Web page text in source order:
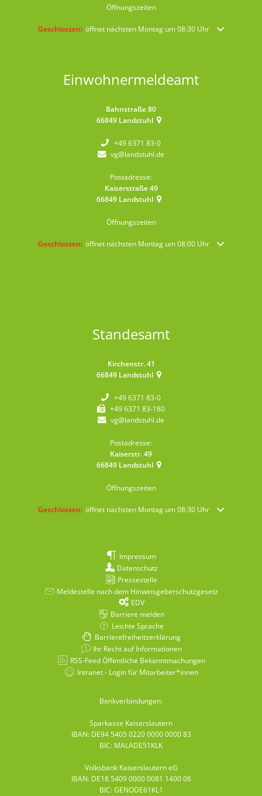
Öffnungszeiten
Klicken, um weitere Öffnungs- oder Schließzeiten auszublenden
Geschlossen: öffnet nächsten Montag um 08:30 Uhr
Einwohnermeldeamt
Bahnstraße 80
66849 Landstuhl
+49 6371 83-0
vg@landstuhl.de
Postadresse:
Kaiserstraße 49
66849 Landstuhl
Öffnungszeiten
Klicken, um weitere Öffnungs- oder Schließzeiten auszublenden
Geschlossen: öffnet nächsten Montag um 08:00 Uhr
Standesamt
Kirchenstr. 41
66849 Landstuhl
+49 6371 83-0
+49 6371 83-180
vg@landstuhl.de
Postadresse:
Kaiserstr. 49
66849 Landstuhl
Öffnungszeiten
Klicken, um weitere Öffnungs- oder Schließzeiten auszublenden
Geschlossen: öffnet nächsten Montag um 08:30 Uhr
Impressum
Datenschutz
Pressestelle
Meldestelle nach dem Hinweisgeberschutzgesetz
EDV
Barriere melden
Leichte Sprache
Barrierefreiheitserklärung
Ihr Recht auf Informationen
RSS-Feed Öffentliche Bekanntmachungen
Intranet - Login für Mitarbeiter*innen
Bankverbindungen:
Sparkasse Kaiserslautern
IBAN: DE94 5405 0220 0000 0000 83
BIC: MALADE51KLK
Volksbank Kaiserslautern eG
IBAN: DE18 5409 0000 0081 1400 06
BIC: GENODE61KL1